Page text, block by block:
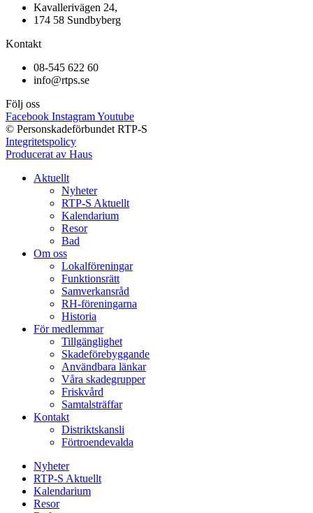
Kavallerivägen 24,
174 58 Sundbyberg
Kontakt
08-545 622 60
info@rtps.se
Följ oss
Facebook InstagramYoutube
© Personskadeförbundet RTP-S
Integritetspolicy
Producerat av Haus
Aktuellt
Nyheter
RTP-S Aktuellt
Kalendarium
Resor
Bad
Om oss
Lokalföreningar
Funktionsrätt
Samverkansråd
RH-föreningarna
Historia
För medlemmar
Tillgänglighet
Skadeförebyggande
Användbara länkar
Våra skadegrupper
Friskvård
Samtalsträffar
Kontakt
Distriktskansli
Förtroendevalda
Nyheter
RTP-S Aktuellt
Kalendarium
Resor